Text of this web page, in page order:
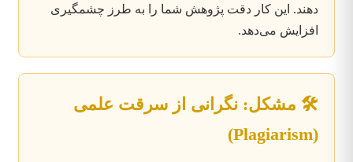
دهند. این کار دقت پژوهش شما را به طرز چشمگیری
افزایش می‌دهد.
🛠️ مشکل: نگرانی از سرقت علمی
(Plagiarism)